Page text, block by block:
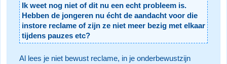
Ik weet nog niet of dit nu een echt probleem is.
Hebben de jongeren nu écht de aandacht voor die
instore reclame of zijn ze niet meer bezig met elkaar
tijdens pauzes etc?
Al lees je niet bewust reclame, in je onderbewustzijn